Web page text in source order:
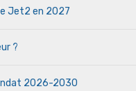
Jet2 en 2027
?
2026-2030